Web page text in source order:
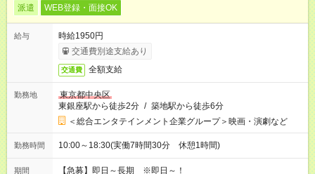
派遣 WEB登録・面接OK
給与
時給1950円
交通費別途支給あり
交通費 全額支給
勤務地
東京都中央区
東銀座駅から徒歩2分 / 築地駅から徒歩6分
＜総合エンタテインメント企業グループ＞映画・演劇など
勤務時間 10:00～18:30(実働7時間30分 休憩1時間)
期間 【急募】即日～長期 ※即日～！